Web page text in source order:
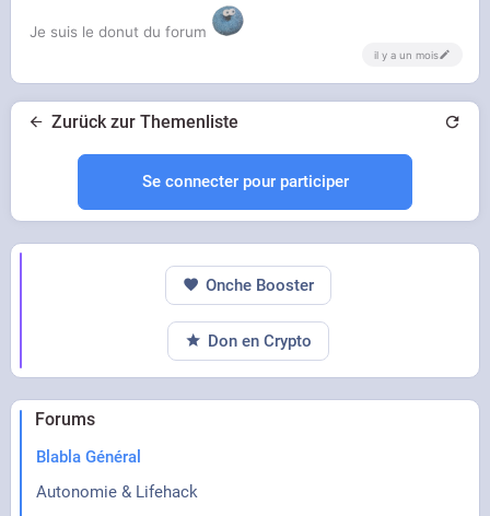
Je suis le donut du forum
il y a un mois
Zurück zur Themenliste
Se connecter pour participer
Forums
Blabla Général
Autonomie & Lifehack
Onche Booster
Don en Crypto